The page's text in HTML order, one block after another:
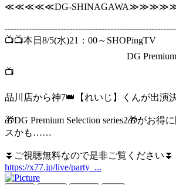
≪≪≪≪≪DG-
📺📺本日8/5(水)21：00～SHOPingTV
DG Premium
📺
品川店から神7👑【れいじ】くんが出演
🎁DG Premium Selection series2🎁がお得
スかも……
⏬ご視聴無料なので是非ご覧ください⏬
https://x77.jp/live/party_...